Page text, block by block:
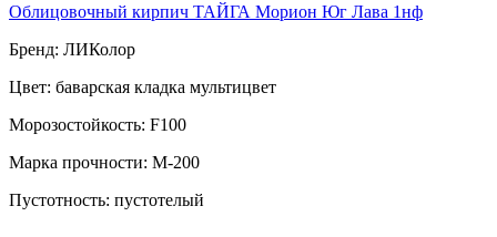
Облицовочный кирпич ТАЙГА Морион Юг Лава 1нф
Бренд: ЛИКолор
Цвет: баварская кладка мультицвет
Морозостойкость: F100
Марка прочности: М-200
Пустотность: пустотелый